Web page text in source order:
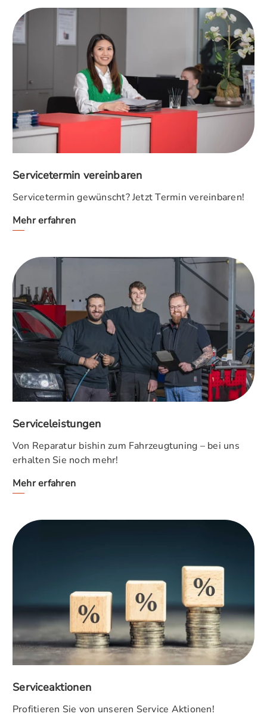
Servicetermin vereinbaren
Servicetermin gewünscht? Jetzt Termin vereinbaren!
Mehr erfahren
Serviceleistungen
Von Reparatur bishin zum Fahrzeugtuning – bei uns
erhalten Sie noch mehr!
Mehr erfahren
Serviceaktionen
Profitieren Sie von unseren Service Aktionen!